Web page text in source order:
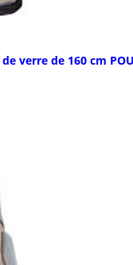
verre de 160 cm